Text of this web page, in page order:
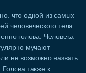
что одной из самых
человеческого тела
голова. Человека
мучают
не возможно назвать
также к